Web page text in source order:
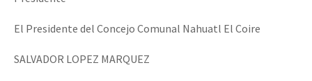
El Presidente del Concejo Comunal Nahuatl El Coire
SALVADOR LOPEZ MARQUEZ